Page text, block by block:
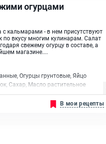
огурцами
кальмарами - в нем присутствуют
вкусу многим кулинарам. Салат
свежему огурцу в составе, а
магазине....
Огурцы грунтовые, Яйцо
Сахар, Масло растительное
В мои рецепты